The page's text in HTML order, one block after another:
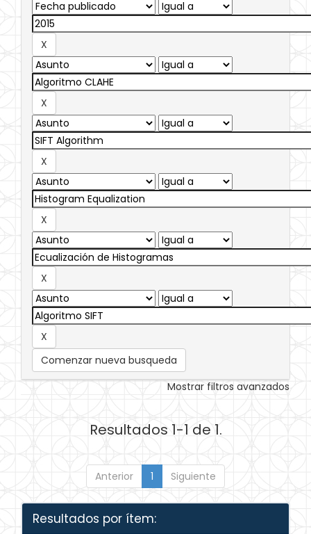
Comenzar nueva busqueda
Mostrar filtros avanzados
Resultados 1-1 de 1.
Anterior 1 Siguiente
Resultados por ítem: